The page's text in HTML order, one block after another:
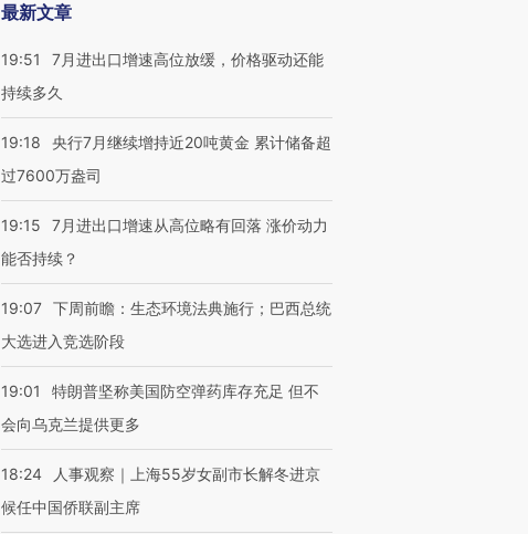
最新文章
19:51
7月进出口增速高位放缓，价格驱动还能
持续多久
19:18
央行7月继续增持近20吨黄金 累计储备超
过7600万盎司
19:15
7月进出口增速从高位略有回落 涨价动力
能否持续？
19:07 下周前瞻：生态环境法典施行；巴西总统
大选进入竞选阶段
19:01
特朗普坚称美国防空弹药库存充足 但不
会向乌克兰提供更多
18:24
人事观察｜上海55岁女副市长解冬进京
候任中国侨联副主席